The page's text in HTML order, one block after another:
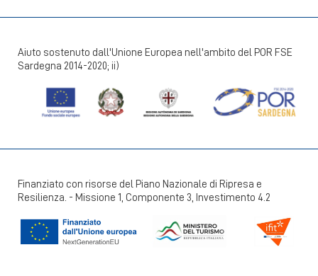
Aiuto sostenuto dall'Unione Europea nell'ambito del POR FSE
Sardegna 2014-2020; ii)
Finanziato con risorse del Piano Nazionale di Ripresa e
Resilienza. - Missione 1, Componente 3, Investimento 4.2